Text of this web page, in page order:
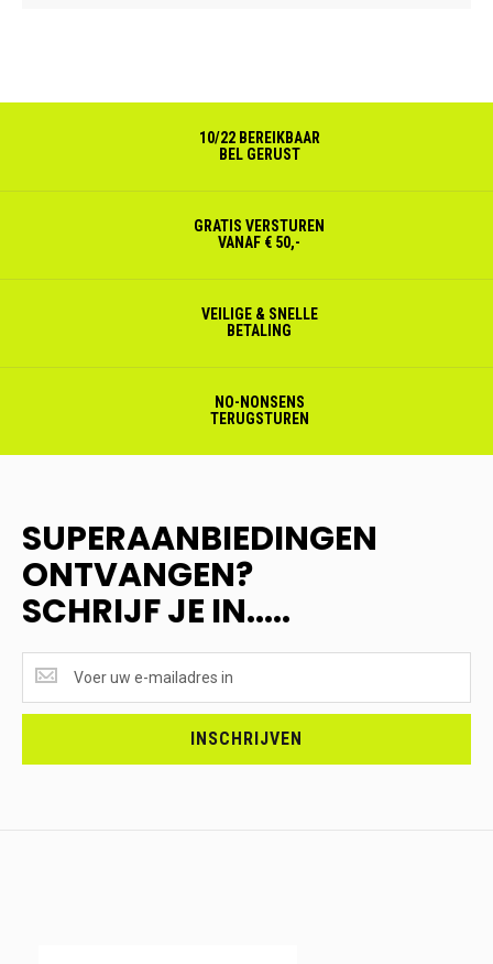
10/22 BEREIKBAAR
BEL GERUST
GRATIS VERSTUREN
VANAF € 50,-
VEILIGE & SNELLE
BETALING
NO-NONSENS
TERUGSTUREN
SUPERAANBIEDINGEN
ONTVANGEN?
SCHRIJF JE IN.....
ONTVANGEN?
<br>SCHRIJF
INSCHRIJVEN